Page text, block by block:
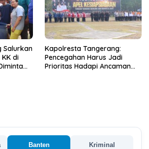
Salurkan
KK di
Kapolresta Tangerang:
Pencegahan Harus Jadi
Prioritas Hadapi Ancaman
Banten Kriminal